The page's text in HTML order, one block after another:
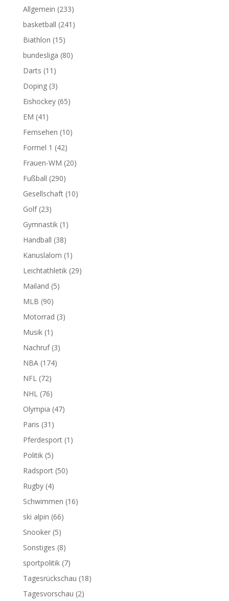
Allgemein (233)
basketball (241)
Biathlon (15)
bundesliga (80)
Darts (11)
Doping(3)
Eishockey(65)
EM (41)
Fernsehen (10)
Formel 1 (42)
Frauen-WM (20)
Fußball (290)
Gesellschaft(10)
Golf(23)
Gymnastik(1)
Handball (38)
Kanuslalom (1)
Leichtathletik(29)
Mailand (5)
MLB (90)
Motorrad (3)
Musik(1)
Nachruf(3)
NBA(174)
NFL(72)
NHL(76)
Olympia (47)
Paris (31)
Pferdesport(1)
Politik(5)
Radsport(50)
Rugby(4)
Schwimmen (16)
ski alpin (66)
Snooker(5)
Sonstiges (8)
sportpolitik(7)
Tagesrückschau (18)
Tagesvorschau (2)